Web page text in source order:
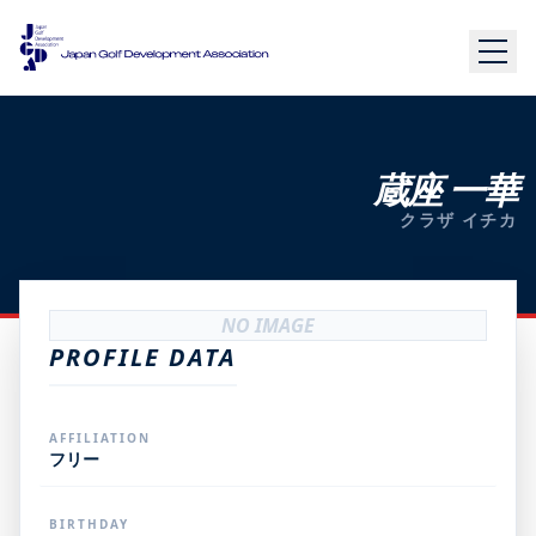
蔵座 一華
クラザ イチカ
NO IMAGE
PROFILE DATA
AFFILIATION
フリー
BIRTHDAY